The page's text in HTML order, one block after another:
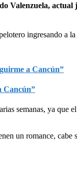
Valenzuela,
ingresando a
Cancún”
semanas, ya que
un romance, cabe